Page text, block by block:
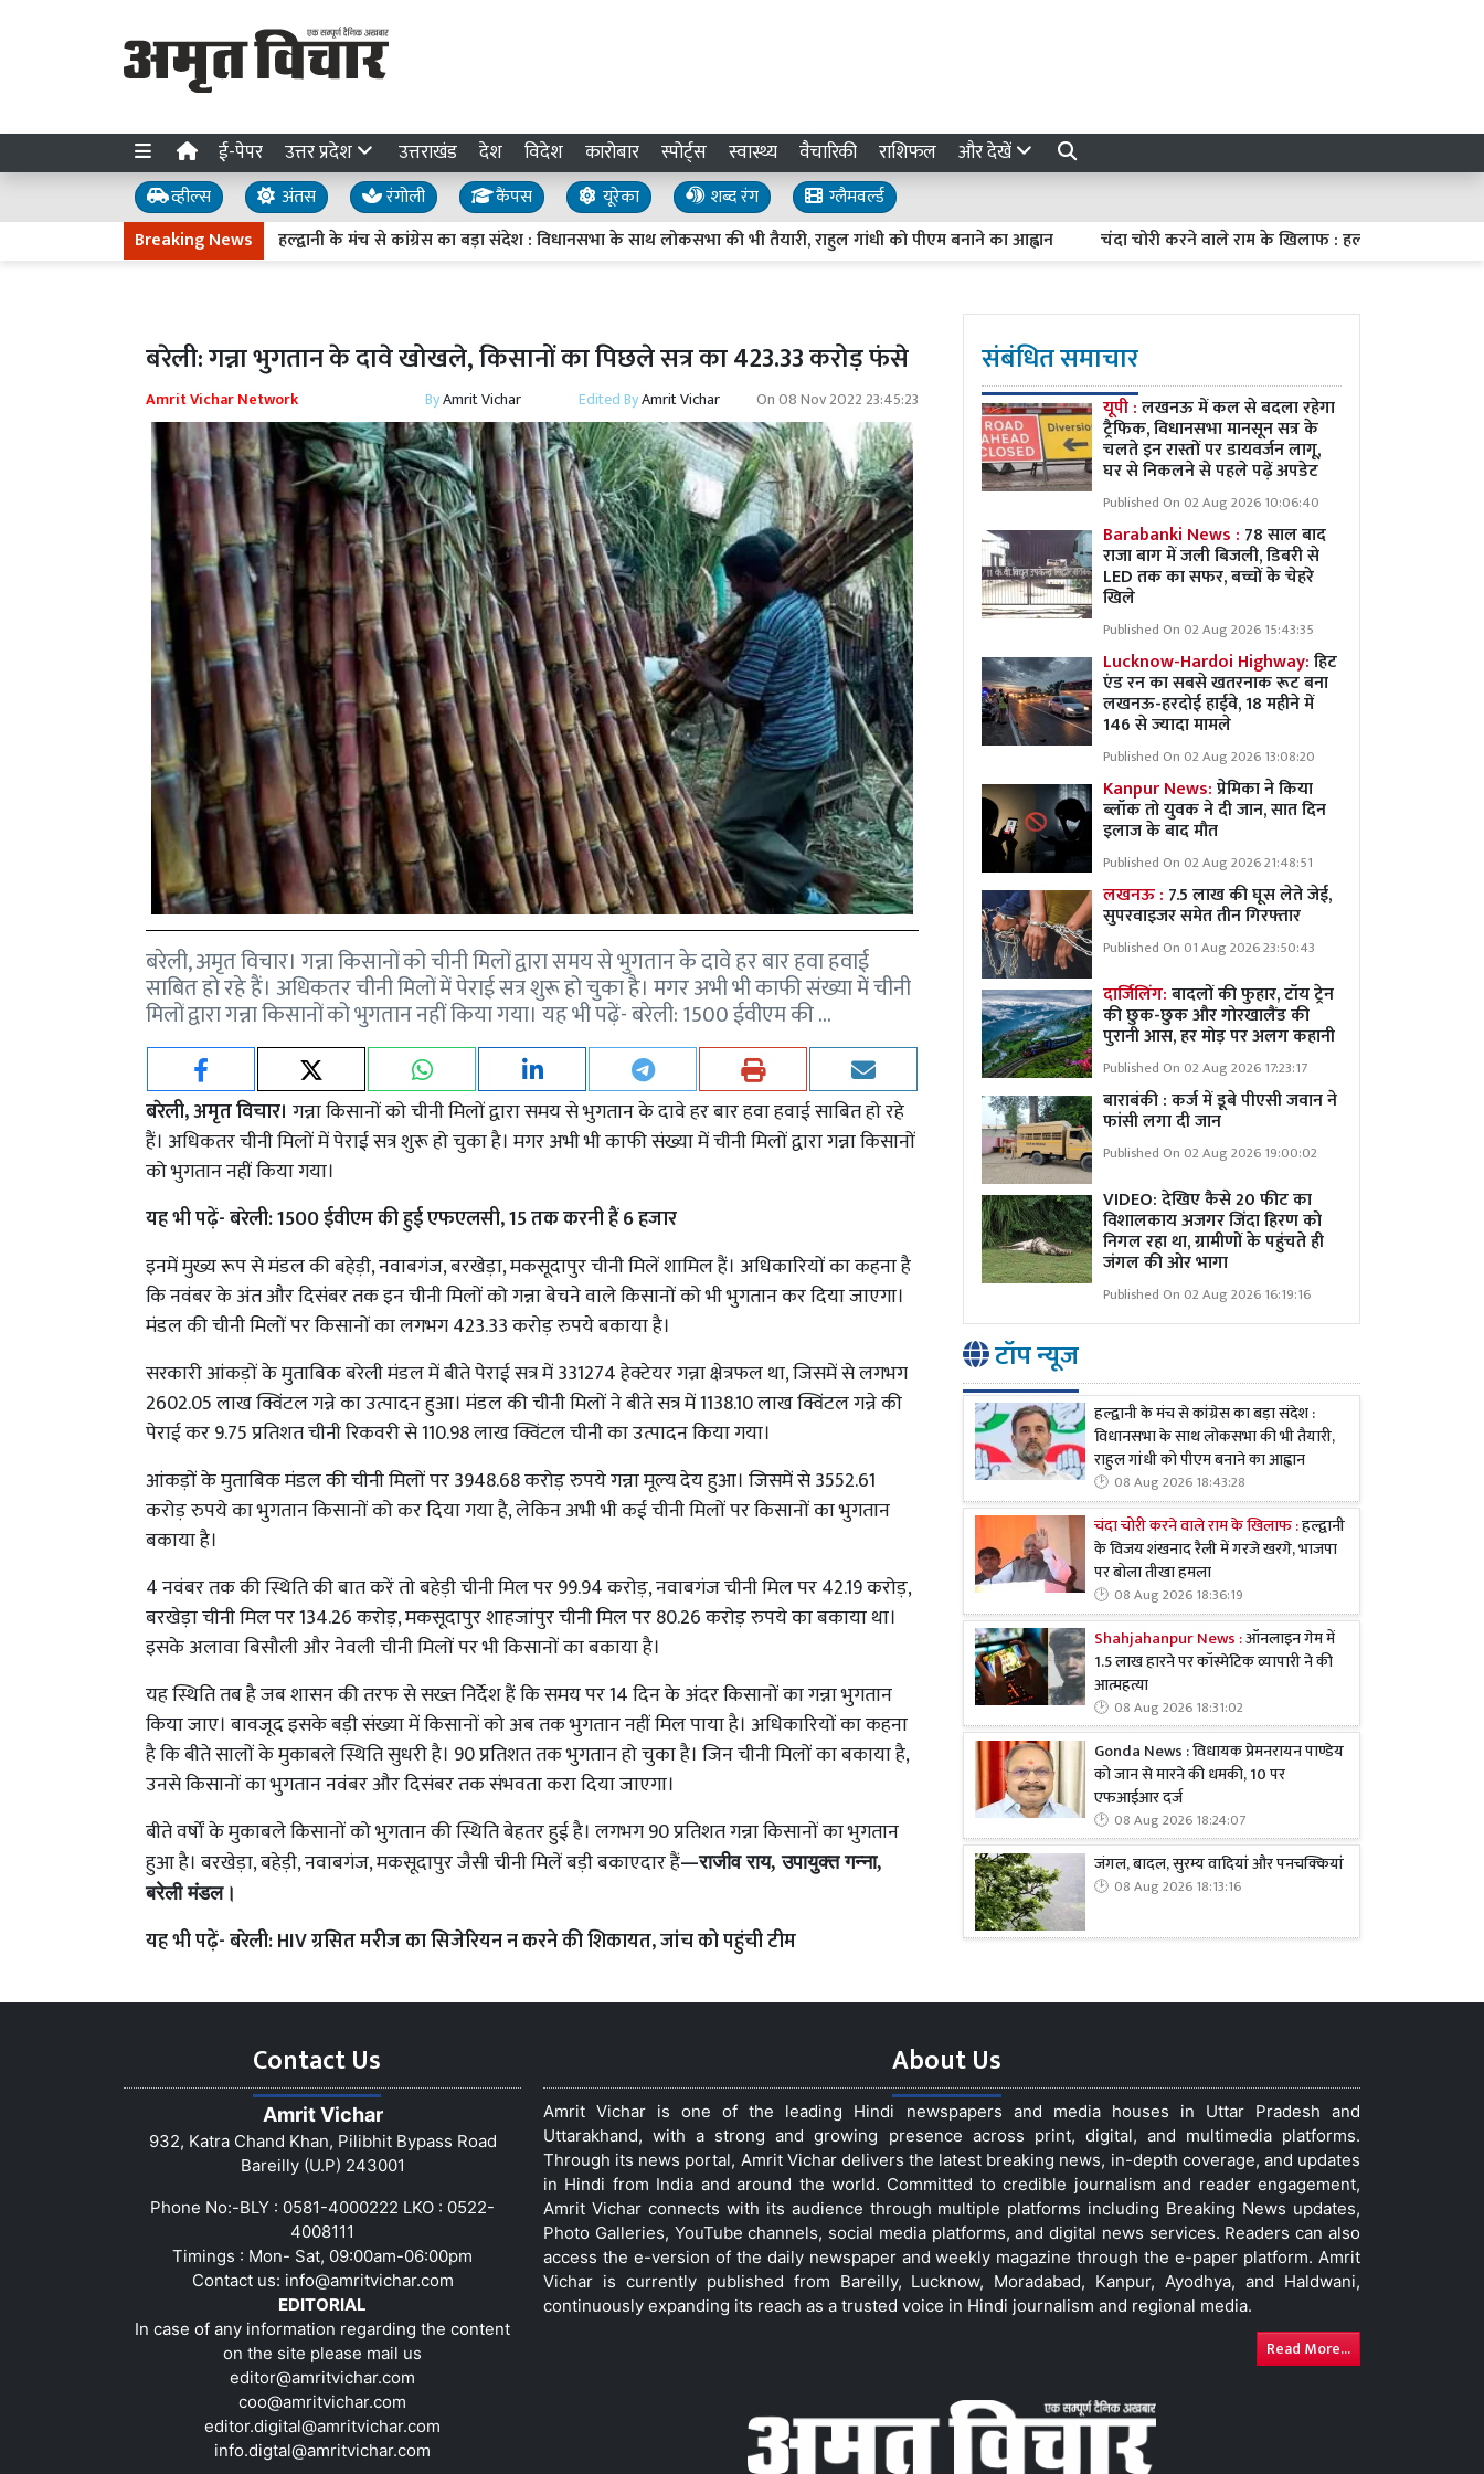
ई-पेपर उत्तर प्रदेश उत्तराखंड देश विदेश कारोबार स्पोर्ट्स स्वास्थ्य वैचारिकी राशिफल और देखें
व्हील्स अंतस रंगोली कैंपस यूरेका शब्द रंग
ग्लैमवर्ल्ड
Breaking Newsहल्द्वानी के मंच से कांग्रेस का बड़ा संदेश : विधानसभा के साथ लोकसभा की भी तैयारी, राहुल गांधी को पीएम बनाने का आह्वान चंदा चोरी करने वाले राम के खिलाफ : हल्द्वानी के विजय शंखनाद
बरेली: गन्ना भुगतान के दावे खोखले, किसानों का पिछले सत्र का 423.33 करोड़ फंसे
Amrit Vichar Network ByAmrit Vichar Edited ByAmrit Vichar On08 Nov 2022 23:45:23
बरेली, अमृत विचार। गन्ना किसानों को चीनी मिलों द्वारा समय से भुगतान के दावे हर बार हवा हवाई
साबित हो रहे हैं। अधिकतर चीनी मिलों में पेराई सत्र शुरू हो चुका है। मगर अभी भी काफी संख्या में चीनी
मिलों द्वारा गन्ना किसानों को भुगतान नहीं किया गया। यह भी पढ़ें- बरेली: 1500 ईवीएम की …
बरेली, अमृत विचार। गन्ना किसानों को चीनी मिलों द्वारा समय से भुगतान के दावे हर बार हवा हवाई साबित हो रहे
हैं। अधिकतर चीनी मिलों में पेराई सत्र शुरू हो चुका है। मगर अभी भी काफी संख्या में चीनी मिलों द्वारा गन्ना किसानों
को भुगतान नहीं किया गया।
यह भी पढ़ें-बरेली: 1500 ईवीएम की हुई एफएलसी, 15 तक करनी हैं 6 हजार
इनमें मुख्य रूप से मंडल की बहेड़ी, नवाबगंज, बरखेड़ा, मकसूदापुर चीनी मिलें शामिल हैं। अधिकारियों का कहना है
कि नवंबर के अंत और दिसंंबर तक इन चीनी मिलों को गन्ना बेचने वाले किसानों को भी भुगतान कर दिया जाएगा।
मंडल की चीनी मिलों पर किसानों का लगभग 423.33 करोड़ रुपये बकाया है।
सरकारी आंकड़ों के मुताबिक बरेली मंडल में बीते पेराई सत्र में 331274 हेक्टेयर गन्ना क्षेत्रफल था, जिसमें से लगभग
2602.05 लाख क्विंटल गन्ने का उत्पादन हुआ। मंडल की चीनी मिलों ने बीते सत्र में 1138.10 लाख क्विंटल गन्ने की
पेराई कर 9.75 प्रतिशत चीनी रिकवरी से 110.98 लाख क्विंटल चीनी का उत्पादन किया गया।
आंकड़ों के मुताबिक मंडल की चीनी मिलों पर 3948.68 करोड़ रुपये गन्ना मूल्य देय हुआ। जिसमें से 3552.61
करोड़ रुपये का भुगतान किसानों को कर दिया गया है, लेकिन अभी भी कई चीनी मिलों पर किसानों का भुगतान
बकाया है।
4 नवंबर तक की स्थिति की बात करें तो बहेड़ी चीनी मिल पर 99.94 करोड़, नवाबगंज चीनी मिल पर 42.19 करोड़,
बरखेड़ा चीनी मिल पर 134.26 करोड़, मकसूदापुर शाहजांपुर चीनी मिल पर 80.26 करोड़ रुपये का बकाया था।
इसके अलावा बिसौली और नेवली चीनी मिलों पर भी किसानों का बकाया है।
यह स्थिति तब है जब शासन की तरफ से सख्त निर्देश हैं कि समय पर 14 दिन के अंदर किसानों का गन्ना भुगतान
किया जाए। बावजूद इसके बड़ी संख्या में किसानों को अब तक भुगतान नहीं मिल पाया है। अधिकारियों का कहना
है कि बीते सालों के मुकाबले स्थिति सुधरी है। 90 प्रतिशत तक भुगतान हो चुका है। जिन चीनी मिलों का बकाया है,
उनसे किसानों का भुगतान नवंबर और दिसंबर तक संभवता करा दिया जाएगा।
बीते वर्षों के मुकाबले किसानों को भुगतान की स्थिति बेहतर हुई है। लगभग 90 प्रतिशत गन्ना किसानों का भुगतान
हुआ है। बरखेड़ा, बहेड़ी, नवाबगंज, मकसूदापुर जैसी चीनी मिलें बड़ी बकाएदार हैं—राजीव राय, उपायुक्त गन्ना,
बरेली मंडल।
यह भी पढ़ें-बरेली: HIV ग्रसित मरीज का सिजेरियन न करने की शिकायत, जांच को पहुंची टीम
संबंधित समाचार
यूपी :लखनऊ में कल से बदला रहेगा
ट्रैफिक, विधानसभा मानसून सत्र के
चलते इन रास्तों पर डायवर्जन लागू,
घर से निकलने से पहले पढ़ें अपडेट
Published On 02 Aug 2026 10:06:40
Barabanki News : 78 साल बाद
राजा बाग में जली बिजली, डिबरी से
LED तक का सफर, बच्चों के चेहरे
खिले
Published On 02 Aug 2026 15:43:35
Lucknow-Hardoi Highway:हिट
एंड रन का सबसे खतरनाक रूट बना
लखनऊ-हरदोई हाईवे, 18 महीने में
146 से ज्यादा मामले
Published On 02 Aug 2026 13:08:20
Kanpur News:प्रेमिका ने किया
ब्लॉक तो युवक ने दी जान, सात दिन
इलाज के बाद मौत
Published On 02 Aug 2026 21:48:51
लखनऊ : 7.5 लाख की घूस लेते जेई,
सुपरवाइजर समेत तीन गिरफ्तार
Published On 01 Aug 2026 23:50:43
दार्जिलिंग:बादलों की फुहार, टॉय ट्रेन
की छुक-छुक और गोरखालैंड की
पुरानी आस, हर मोड़ पर अलग कहानी
Published On 02 Aug 2026 17:23:17
बाराबंकी : कर्ज में डूबे पीएसी जवान ने
फांसी लगा दी जान
Published On 02 Aug 2026 19:00:02
VIDEO: देखिए कैसे 20 फीट का
विशालकाय अजगर जिंदा हिरण को
निगल रहा था, ग्रामीणों के पहुंचते ही
जंगल की ओर भागा
Published On 02 Aug 2026 16:19:16
टॉप न्यूज
हल्द्वानी के मंच से कांग्रेस का बड़ा संदेश :
विधानसभा के साथ लोकसभा की भी तैयारी,
राहुल गांधी को पीएम बनाने का आह्वान
08 Aug 2026 18:43:28
चंदा चोरी करने वाले राम के खिलाफ :हल्द्वानी
के विजय शंखनाद रैली में गरजे खरगे, भाजपा
पर बोला तीखा हमला
08 Aug 2026 18:36:19
Shahjahanpur News :ऑनलाइन गेम में
1.5 लाख हारने पर कॉस्मेटिक व्यापारी ने की
आत्महत्या
08 Aug 2026 18:31:02
Gonda News : विधायक प्रेमनरायन पाण्डेय
को जान से मारने की धमकी, 10 पर
एफआईआर दर्ज
08 Aug 2026 18:24:07
जंगल, बादल, सुरम्य वादियां और पनचक्कियां
08 Aug 2026 18:13:16
Contact Us
Amrit Vichar
932, Katra Chand Khan, Pilibhit Bypass Road
Bareilly (U.P) 243001
Phone No:-BLY : 0581-4000222 LKO : 0522-
4008111
Timings : Mon- Sat, 09:00am-06:00pm
Contact us: info@amritvichar.com
EDITORIAL
In case of any information regarding the content
on the site please mail us
editor@amritvichar.com
coo@amritvichar.com
editor.digital@amritvichar.com
info.digtal@amritvichar.com
About Us
Amrit Vichar is one of the leading Hindi newspapers and media houses in Uttar Pradesh and
Uttarakhand, with a strong and growing presence across print, digital, and multimedia platforms.
Through its news portal, Amrit Vichar delivers the latest breaking news, in-depth coverage, and updates
in Hindi from India and around the world. Committed to credible journalism and reader engagement,
Amrit Vichar connects with its audience through multiple platforms including Breaking News updates,
Photo Galleries, YouTube channels, social media platforms, and digital news services. Readers can also
access the e-version of the daily newspaper and weekly magazine through the e-paper platform. Amrit
Vichar is currently published from Bareilly, Lucknow, Moradabad, Kanpur, Ayodhya, and Haldwani,
continuously expanding its reach as a trusted voice in Hindi journalism and regional media.
Read More...